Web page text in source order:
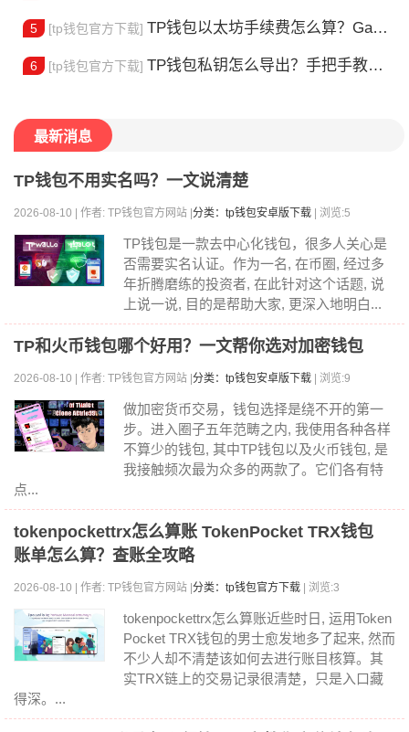
5 [tp钱包官方下载] TP钱包以太坊手续费怎么算？Gas 费省钱全攻略
6 [tp钱包官方下载] TP钱包私钥怎么导出？手把手教你安全备份助记词
最新消息
TP钱包不用实名吗？一文说清楚
2026-08-10 | 作者: TP钱包官方网站 | 分类：tp钱包安卓版下载 | 浏览:5
TP钱包是一款去中心化钱包，很多人关心是
否需要实名认证。作为一名, 在币圈, 经过多
年折腾磨练的投资者, 在此针对这个话题, 说
上说一说, 目的是帮助大家, 更深入地明白...
TP和火币钱包哪个好用？一文帮你选对加密钱包
2026-08-10 | 作者: TP钱包官方网站 | 分类：tp钱包安卓版下载 | 浏览:9
做加密货币交易，钱包选择是绕不开的第一
步。进入圈子五年范畴之内, 我使用各种各样
不算少的钱包, 其中TP钱包以及火币钱包, 是
我接触频次最为众多的两款了。它们各有特
点...
tokenpockettrx怎么算账 TokenPocket TRX钱包
账单怎么算？查账全攻略
2026-08-10 | 作者: TP钱包官方网站 | 分类：tp钱包官方下载 | 浏览:3
tokenpockettrx怎么算账近些时日, 运用Token
Pocket TRX钱包的男士愈发地多了起来, 然而
不少人却不清楚该如何去进行账目核算。其
实TRX链上的交易记录很清楚，只是入口藏
得深。...